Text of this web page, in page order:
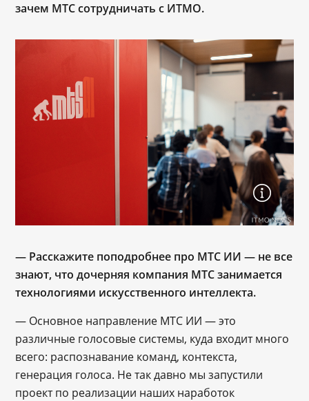
зачем МТС сотрудничать с ИТМО.
— Расскажите поподробнее про МТС ИИ — не все
знают, что дочерняя компания МТС занимается
технологиями искусственного интеллекта.
― Основное направление МТС ИИ — это
различные голосовые системы, куда входит много
всего: распознавание команд, контекста,
генерация голоса. Не так давно мы запустили
проект по реализации наших наработок